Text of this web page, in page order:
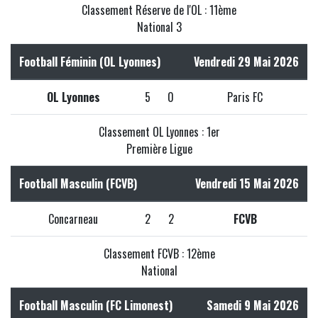
Classement Réserve de l'OL : 11ème
National 3
Football Féminin (OL Lyonnes) Vendredi 29 Mai 2026
OL Lyonnes 5 0 Paris FC
Classement OL Lyonnes : 1er
Première Ligue
Football Masculin (FCVB) Vendredi 15 Mai 2026
Concarneau 2 2 FCVB
Classement FCVB : 12ème
National
Football Masculin (FC Limonest) Samedi 9 Mai 2026